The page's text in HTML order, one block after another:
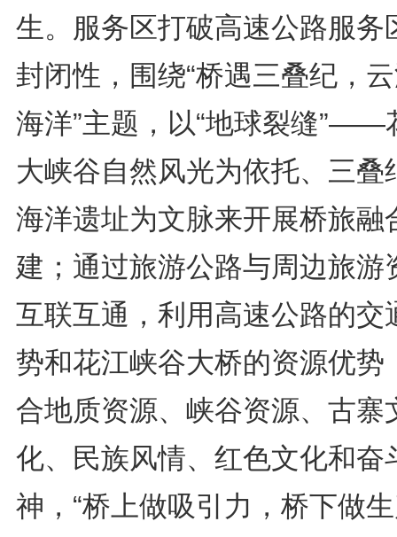
生。服务区打破高速公路服务
封闭性，围绕“桥遇三叠纪，
海洋”主题，以“地球裂缝”——
大峡谷自然风光为依托、三叠
海洋遗址为文脉来开展桥旅融
建；通过旅游公路与周边旅游
互联互通，利用高速公路的交
势和花江峡谷大桥的资源优势
合地质资源、峡谷资源、古寨
化、民族风情、红色文化和奋
神，“桥上做吸引力，桥下做